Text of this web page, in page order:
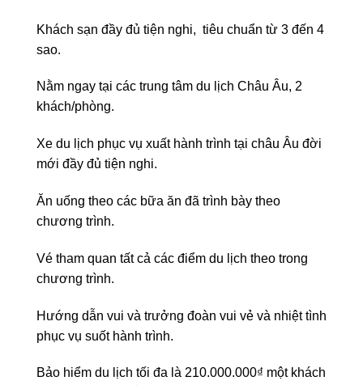
Khách sạn đầy đủ tiện nghi, tiêu chuẩn từ 3 đến 4
sao.
Nằm ngay tại các trung tâm du lịch Châu Âu, 2
khách/phòng.
Xe du lịch phục vụ xuất hành trình tại châu Âu đời
mới đầy đủ tiện nghi.
Ăn uống theo các bữa ăn đã trình bày theo
chương trình.
Vé tham quan tất cả các điểm du lịch theo trong
chương trình.
Hướng dẫn vui và trưởng đoàn vui vẻ và nhiệt tình
phục vụ suốt hành trình.
Bảo hiểm du lịch tối đa là 210.000.000₫ một khách